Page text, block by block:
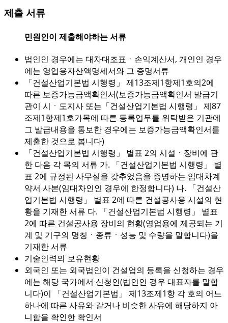
제출 서류
민원인이 제출해야하는 서류
법인인 경우에는 대차대조표ㆍ손익계산서, 개인인 경우
에는 영업용자산액명세서와 그 증명서류
「건설산업기본법 시행령」 제13조제1항제1호의2에
따른 보증가능금액확인서(보증가능금액확인서 발급기
관이 시ㆍ도지사 또는「건설산업기본법 시행령」 제87
조제1항제1호가목에 따른 등록업무를 위탁받은 기관에
그 발급내용을 통보한 경우에는 보증가능금액확인서를
제출한 것으로 봅니다)
「건설산업기본법 시행령」 별표 2의 시설ㆍ장비에 관
한 다음 각 목의 서류 가. 「건설산업기본법 시행령」 별
표 2에 규정된 사무실을 갖추었음을 증명하는 임대차계
약서 사본(임대차인인 경우에 한정합니다) 나. 「건설산
업기본법 시행령」 별표 2에 따른 건설공사용 시설의 현
황을 기재한 서류 다. 「건설산업기본법 시행령」 별표
2에 따른 건설공사용 장비의 현황(영업용에 제공되는 기
계 및 기구의 명칭ㆍ종류ㆍ성능 및 수량을 말합니다)을
기재한 서류
기술인력의 보유현황
외국인 또는 외국법인이 건설업의 등록을 신청하는 경우
에는 해당 국가에서 신청인(법인인 경우 대표자를 말합
니다)이 「건설산업기본법」 제13조제1항 각 호의 어느
하나에 따른 사유와 같거나 비슷한 사유에 해당하지 아
니함을 확인한 확인서